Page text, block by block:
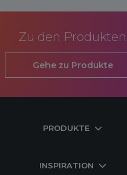
Zu den Produkten
Gehe zu Produkte
PRODUKTE
INSPIRATION